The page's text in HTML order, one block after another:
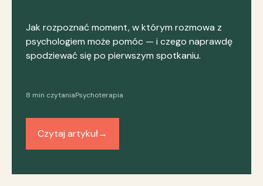
Jak rozpoznać moment, w którym rozmowa z
psychologiem może pomóc — i czego naprawdę
spodziewać się po pierwszym spotkaniu.
8 min czytaniaPsychoterapia
Czytaj artykuł→